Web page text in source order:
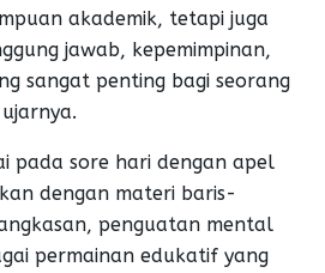
akademik, tetapi juga
jawab, kepemimpinan,
sangat penting bagi seorang
pada sore hari dengan apel
dengan materi baris-
penguatan mental
permainan edukatif yang